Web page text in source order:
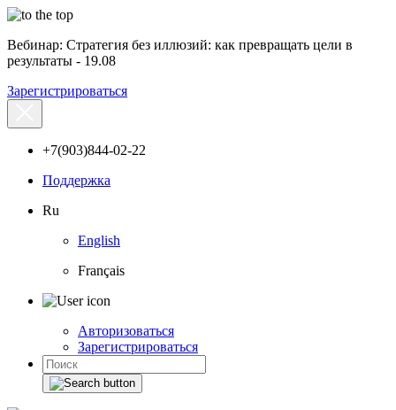
Вебинар: Стратегия без иллюзий: как превращать цели в
результаты - 19.08
Зарегистрироваться
+7(903)844-02-22
Поддержка
Ru
English
Français
Авторизоваться
Зарегистрироваться